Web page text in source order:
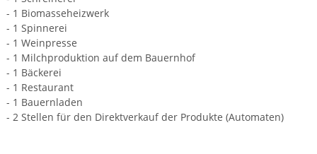
- 1 Biomasseheizwerk
- 1 Spinnerei
- 1 Weinpresse
- 1 Milchproduktion auf dem Bauernhof
- 1 Bäckerei
- 1 Restaurant
- 1 Bauernladen
- 2 Stellen für den Direktverkauf der Produkte (Automaten)